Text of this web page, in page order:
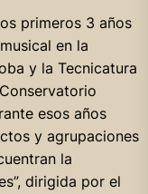
primeros 3 años
en la
y la Tecnicatura
esos años
y agrupaciones
la
dirigida por el